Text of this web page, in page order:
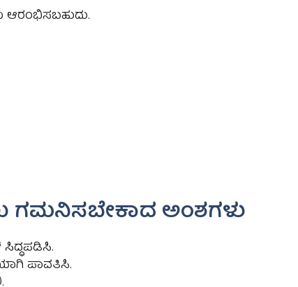
ಅಂಶಗಳು
ಸಿದ್ಧಪಡಿಸಿ.
ಪಾವತಿಸಿ.